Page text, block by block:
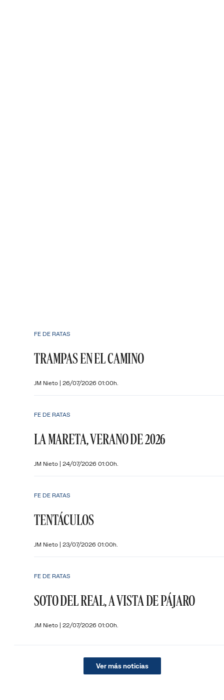
FE DE RATAS
TRAMPAS EN EL CAMINO
JM Nieto | 26/07/2026 01:00h.
FE DE RATAS
LA MARETA, VERANO DE 2026
JM Nieto | 24/07/2026 01:00h.
FE DE RATAS
TENTÁCULOS
JM Nieto | 23/07/2026 01:00h.
FE DE RATAS
SOTO DEL REAL, A VISTA DE PÁJARO
JM Nieto | 22/07/2026 01:00h.
Ver más noticias